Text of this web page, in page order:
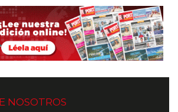
NOSOTROS